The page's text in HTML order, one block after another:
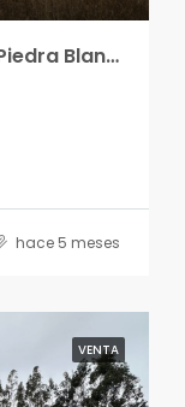
Huichahue
hace 5 meses
VENTA